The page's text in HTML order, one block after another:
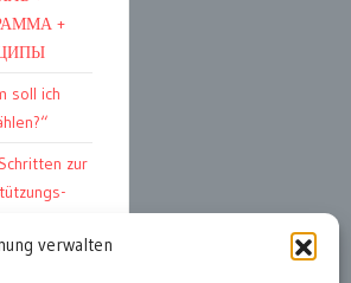
verwalten
+
soll ich
zur